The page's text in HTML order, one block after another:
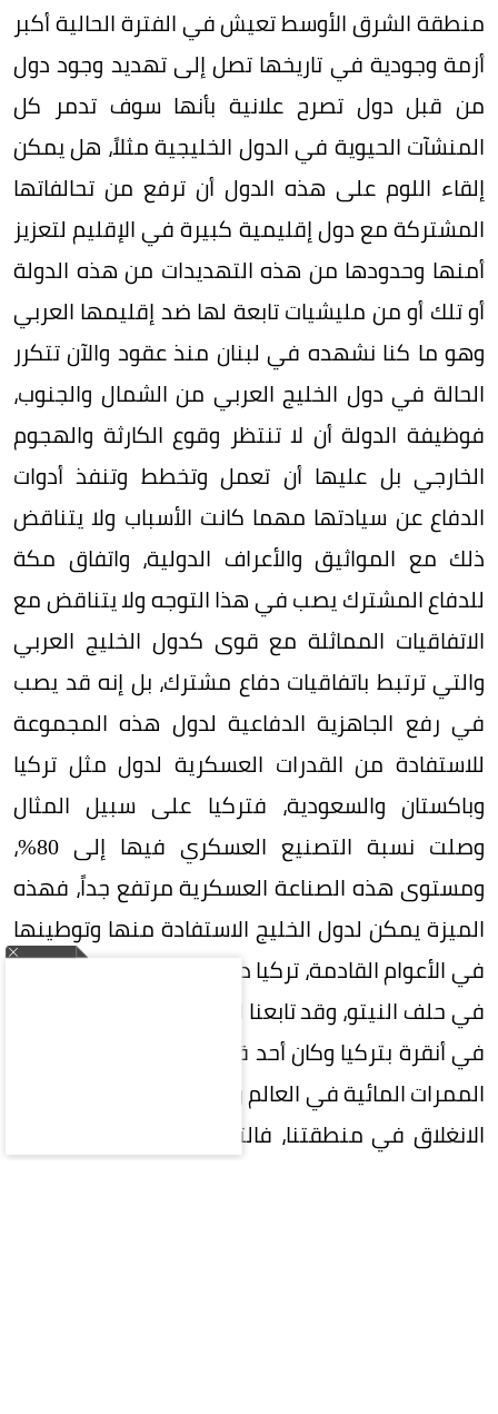
منطقة الشرق الأوسط تعيش في الفترة الحالية أكبر
أزمة وجودية في تاريخها تصل إلى تهديد وجود دول
من قبل دول تصرح علانية بأنها سوف تدمر كل
المنشآت الحيوية في الدول الخليجية مثلاً، هل يمكن
إلقاء اللوم على هذه الدول أن ترفع من تحالفاتها
المشتركة مع دول إقليمية كبيرة في الإقليم لتعزيز
أمنها وحدودها من هذه التهديدات من هذه الدولة
أو تلك أو من مليشيات تابعة لها ضد إقليمها العربي
وهو ما كنا نشهده في لبنان منذ عقود والآن تتكرر
الحالة في دول الخليج العربي من الشمال والجنوب،
فوظيفة الدولة أن لا تنتظر وقوع الكارثة والهجوم
الخارجي بل عليها أن تعمل وتخطط وتنفذ أدوات
الدفاع عن سيادتها مهما كانت الأسباب ولا يتناقض
ذلك مع المواثيق والأعراف الدولية، واتفاق مكة
للدفاع المشترك يصب في هذا التوجه ولا يتناقض مع
الاتفاقيات المماثلة مع قوى كدول الخليج العربي
والتي ترتبط باتفاقيات دفاع مشترك، بل إنه قد يصب
في رفع الجاهزية الدفاعية لدول هذه المجموعة
للاستفادة من القدرات العسكرية لدول مثل تركيا
وباكستان والسعودية، فتركيا على سبيل المثال
وصلت نسبة التصنيع العسكري فيها إلى 80%،
ومستوى هذه الصناعة العسكرية مرتفع جداً، فهذه
الميزة يمكن لدول الخليج الاستفادة منها وتوطينها
في الأعوام القادمة، تركيا دولة ذات ثقل دولي كعضو
في حلف النيتو، وقد تابعنا القمة الأخيرة لهذا الحلف
في أنقرة بتركيا وكان أحد قراراته المهمة هو حماية
الممرات المائية في العالم وهي التي تعيش حالة من
الانغلاق في منطقتنا، فالتوجهات الإقليمية تلتقي